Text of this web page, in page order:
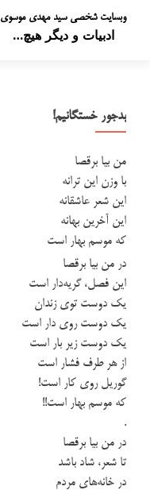
وبسایت شخصی سید مهدی موسوی
ادبیات و دیگر هیچ…
بدجور خستگانیم!
من بیا برقصا
با وزن این ترانه
این شعر عاشقانه
این آخرین بهانه
که موسم بهار است
در من بیا برقصا
این فصل، گریه‌دار است
یک دوست توی زندان
یک دوست روی دار است
یک دوست زیر بار است
از هر طرف فشار است
گوریل روی کار است!
که موسم بهار است!!
.
در من بیا برقصا
تا شعر، شاد باشد
در خانه‌های مردم